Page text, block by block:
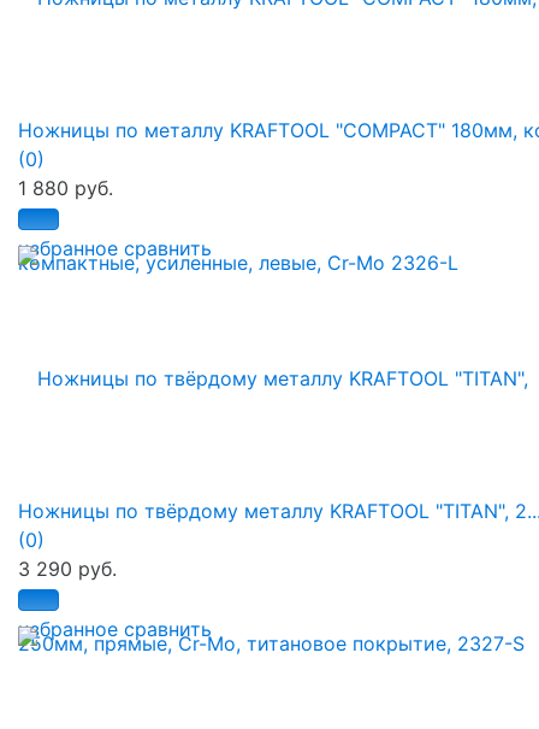
избранное сравнить
Ножницы по металлу KRAFTOOL "COMPACT" 180мм,
(0)
1 880 руб.
избранное сравнить
Ножницы по твёрдому металлу KRAFTOOL "TITAN",
(0)
3 290 руб.